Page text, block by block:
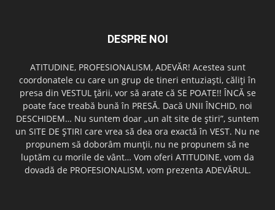
DESPRE NOI
ATITUDINE, PROFESIONALISM, ADEVĂR! Acestea sunt
coordonatele cu care un grup de tineri entuziaşti, căliţi în
presa din VESTUL ţării, vor să arate că SE POATE!! ÎNCĂ se
poate face treabă bună în PRESĂ. Dacă UNII ÎNCHID, noi
DESCHIDEM… Nu suntem doar „un alt site de ştiri”, suntem
un SITE DE ŞTIRI care vrea să dea ora exactă în VEST. Nu ne
propunem să doborâm munţii, nu ne propunem să ne
luptăm cu morile de vânt… Vom oferi ATITUDINE, vom da
dovadă de PROFESIONALISM, vom prezenta ADEVĂRUL.